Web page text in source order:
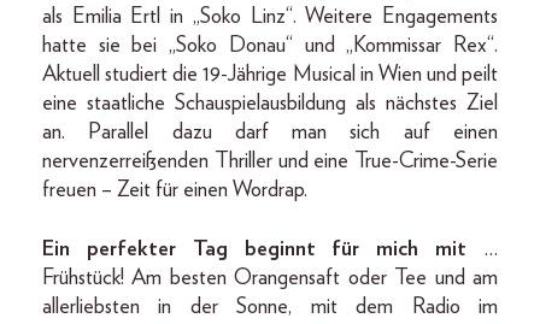
als Emilia Ertl in „Soko Linz“. Weitere Engagements
hatte sie bei „Soko Donau“ und „Kommissar Rex“.
Aktuell studiert die 19-Jährige Musical in Wien und peilt
eine staatliche Schauspielausbildung als nächstes Ziel
an. Parallel dazu darf man sich auf einen
nervenzerreißenden Thriller und eine True-Crime-Serie
freuen – Zeit für einen Wordrap.
Ein perfekter Tag beginnt für mich mit …
Frühstück! Am besten Orangensaft oder Tee und am
allerliebsten in der Sonne, mit dem Radio im